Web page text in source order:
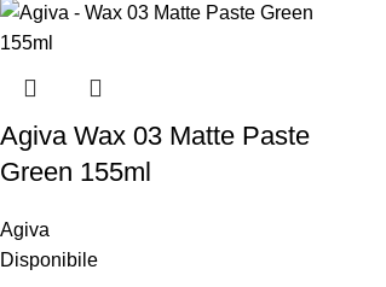
Agiva Wax 03 Matte Paste
Green 155ml
Agiva
Disponibile